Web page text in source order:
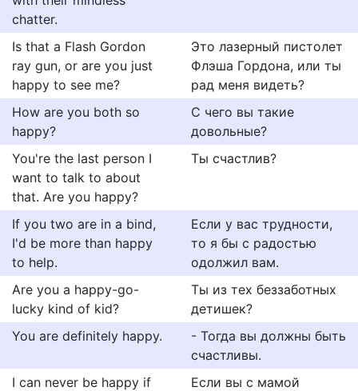
chatter.
Is that a Flash Gordon
ray gun, or are you just
happy to see me?
Это лазерный пистолет
Флэша Гордона, или ты
рад меня видеть?
How are you both so
happy?
С чего вы такие
довольные?
You're the last person I
want to talk to about
that. Are you happy?
Ты счастлив?
If you two are in a bind,
I'd be more than happy
to help.
Если у вас трудности,
то я бы с радостью
одолжил вам.
Are you a happy-go-
lucky kind of kid?
Ты из тех беззаботных
детишек?
You are definitely happy.
- Тогда вы должны быть
счастливы.
I can never be happy if
Если вы с мамой